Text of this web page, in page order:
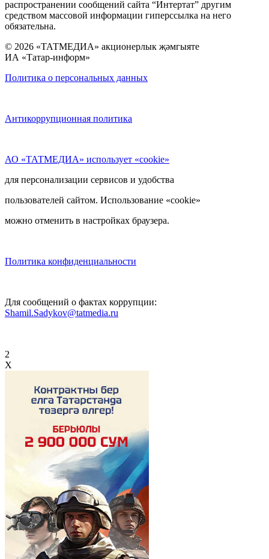
распространении сообщений сайта “Интертат” другим
средством массовой информации гиперссылка на него
обязательна.
© 2026 «ТАТМЕДИА» акционерлык җәмгыяте
ИА «Татар-информ»
Политика о персональных данных
Антикоррупционная политика
АО «ТАТМЕДИА» использует «cookie»
для персонализации сервисов и удобства
пользователей сайтом. Использование «cookie»
можно отменить в настройках браузера.
Политика конфиденциальности
Для сообщений о фактах коррупции:
Shamil.Sadykov@tatmedia.ru
2
X